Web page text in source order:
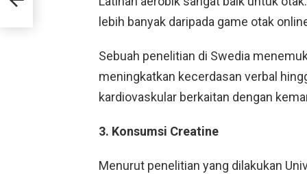
lebih banyak daripada game otak
Sebuah penelitian di Swedia
meningkatkan kecerdasan verbal
kardiovaskular berkaitan dengan
3. Konsumsi Creatine
Menurut penelitian yang dilakukan